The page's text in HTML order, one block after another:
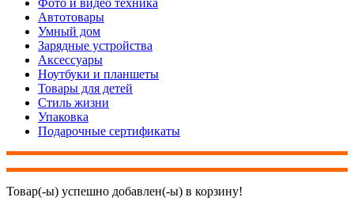
Автотовары
Умный дом
Зарядные устройства
Аксессуары
Ноутбуки и планшеты
Товары для детей
Стиль жизни
Упаковка
Подарочные сертификаты
Товар(-ы) успешно добавлен(-ы) в корзину!